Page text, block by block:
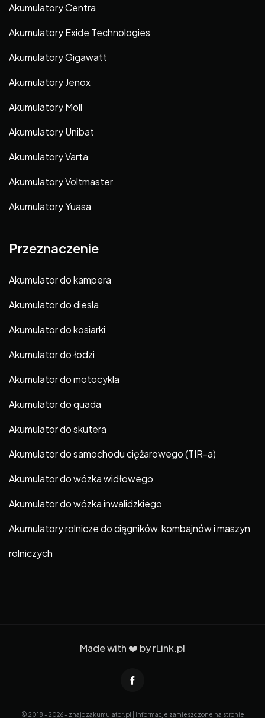
Akumulatory Centra
Akumulatory Exide Technologies
Akumulatory Gigawatt
Akumulatory Jenox
Akumulatory Moll
Akumulatory Unibat
Akumulatory Varta
Akumulatory Voltmaster
Akumulatory Yuasa
Przeznaczenie
Akumulator do kampera
Akumulator do diesla
Akumulator do kosiarki
Akumulator do łodzi
Akumulator do motocykla
Akumulator do quada
Akumulator do skutera
Akumulator do samochodu ciężarowego (TIR-a)
Akumulator do wózka widłowego
Akumulator do wózka inwalidzkiego
Akumulatory rolnicze do ciągników, kombajnów i maszyn
rolniczych
Made with ❤️ byrLink.pl
© 2018 - 2026 - znajdzakumulator.pl | Informacje zamieszczone na stronie